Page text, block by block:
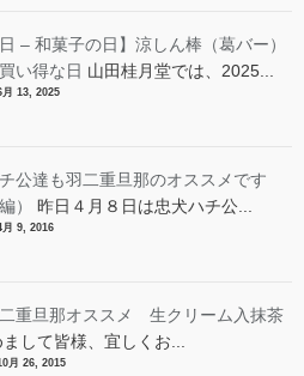
– 和菓子の日】涼しん棒（葛バー）
い得な日 山田桂月堂では、2025...
13, 2025
公達も羽二重旦那のオススメです
）
昨日４月８日は忠犬ハチ公...
9, 2016
重旦那オススメ 生クリーム入抹茶
して皆様、宜しくお...
月 26, 2015